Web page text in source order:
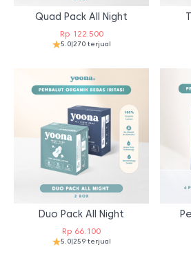
Quad Pack All Night
Rp122.500
5.0|270 terjual
Duo Pack All Night
Rp 66.100
5.0|259 terjual